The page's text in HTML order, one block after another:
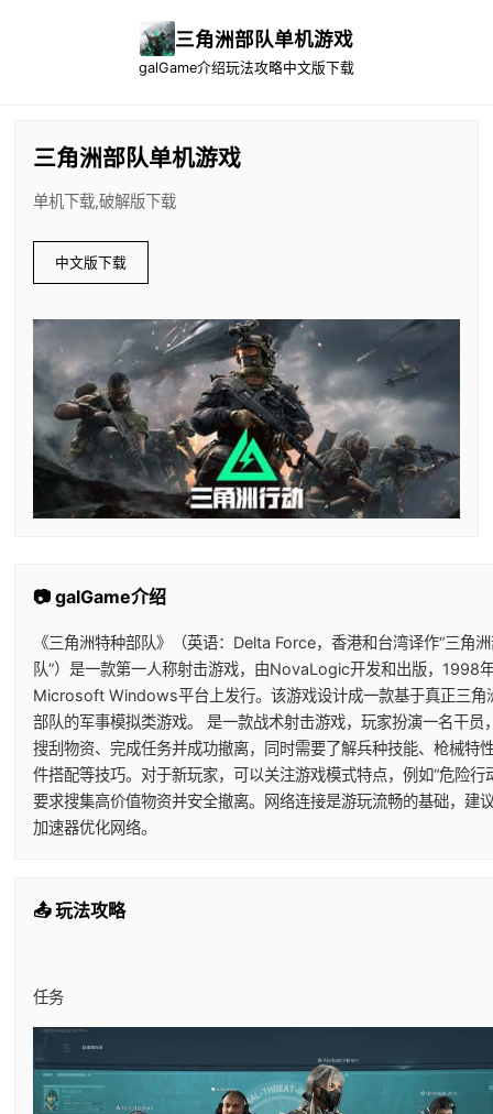
三角洲部队单机游戏
galGame介绍玩法攻略中文版下载
三角洲部队单机游戏
单机下载,破解版下载
中文版下载
📷 galGame介绍
《三角洲特种部队》（英语：Delta Force，香港和台湾译作“三角
队”）是一款第一人称射击游戏，由NovaLogic开发和出版，1998
Microsoft Windows平台上发行。该游戏设计成一款基于真正三角
部队的军事模拟类游戏。 是一款战术射击游戏，玩家扮演一名干员
搜刮物资、完成任务并成功撤离，同时需要了解兵种技能、枪械特
件搭配等技巧。对于新玩家，可以关注游戏模式特点，例如“危险行
要求搜集高价值物资并安全撤离。网络连接是游玩流畅的基础，建
加速器优化网络。
📤 玩法攻略
任务